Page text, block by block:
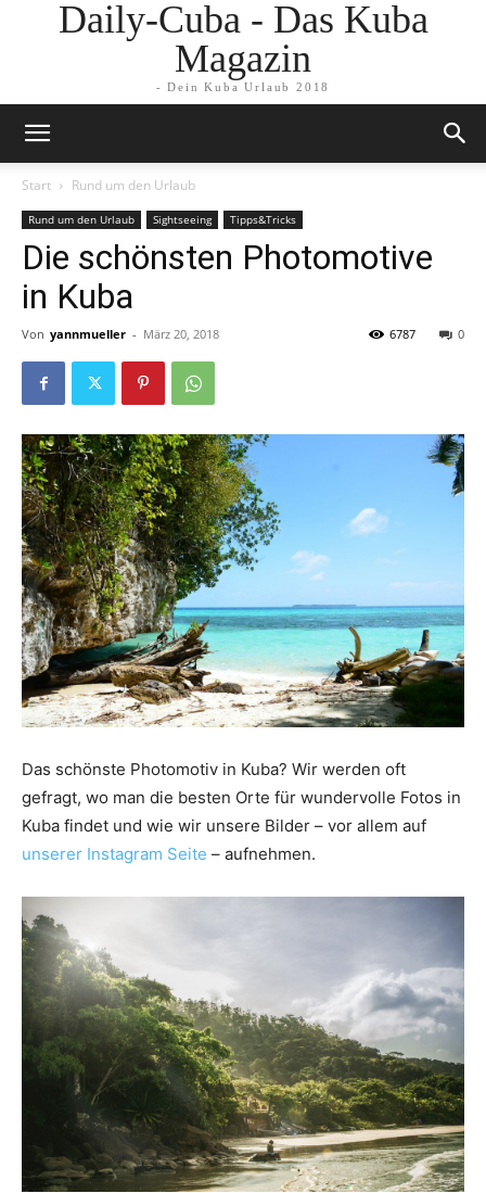
Daily-Cuba - Das Kuba
Magazin
- Dein Kuba Urlaub 2018
Start Rund um den Urlaub
Rund um den Urlaub Sightseeing Tipps&Tricks
Die schönsten Photomotive
in Kuba
Von yannmueller - März 20, 2018 0
6787
Das schönste Photomotiv in Kuba? Wir werden oft
gefragt, wo man die besten Orte für wundervolle Fotos in
Kuba findet und wie wir unsere Bilder – vor allem auf
unserer Instagram Seite – aufnehmen.